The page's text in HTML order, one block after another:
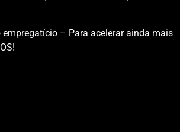
empregatício – Para acelerar ainda mais